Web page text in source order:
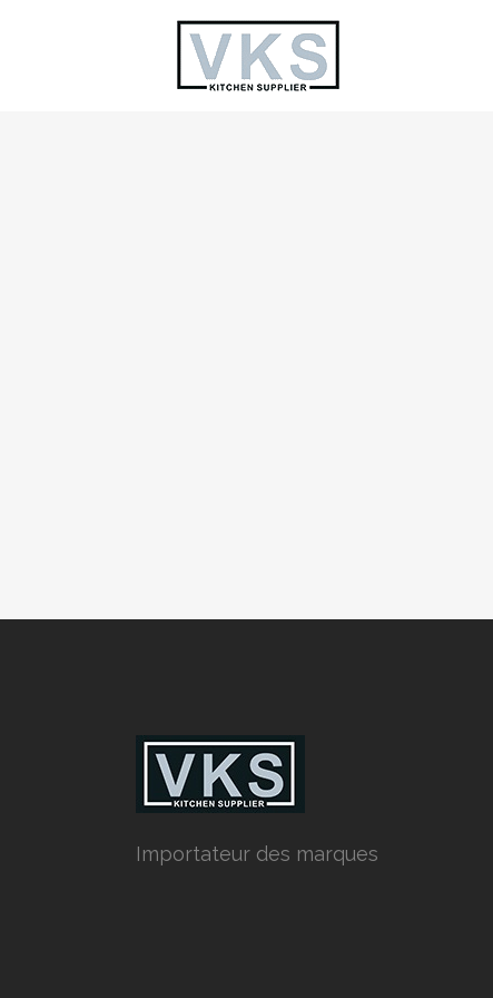
Importateur des marques